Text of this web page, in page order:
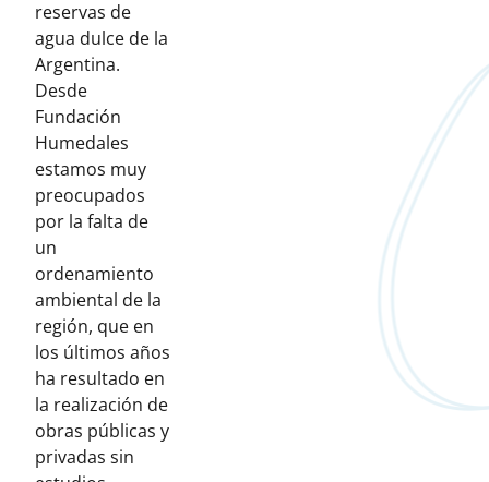
reservas de
agua dulce de la
Argentina.
Desde
Fundación
Humedales
estamos muy
preocupados
por la falta de
un
ordenamiento
ambiental de la
región, que en
los últimos años
ha resultado en
la realización de
obras públicas y
privadas sin